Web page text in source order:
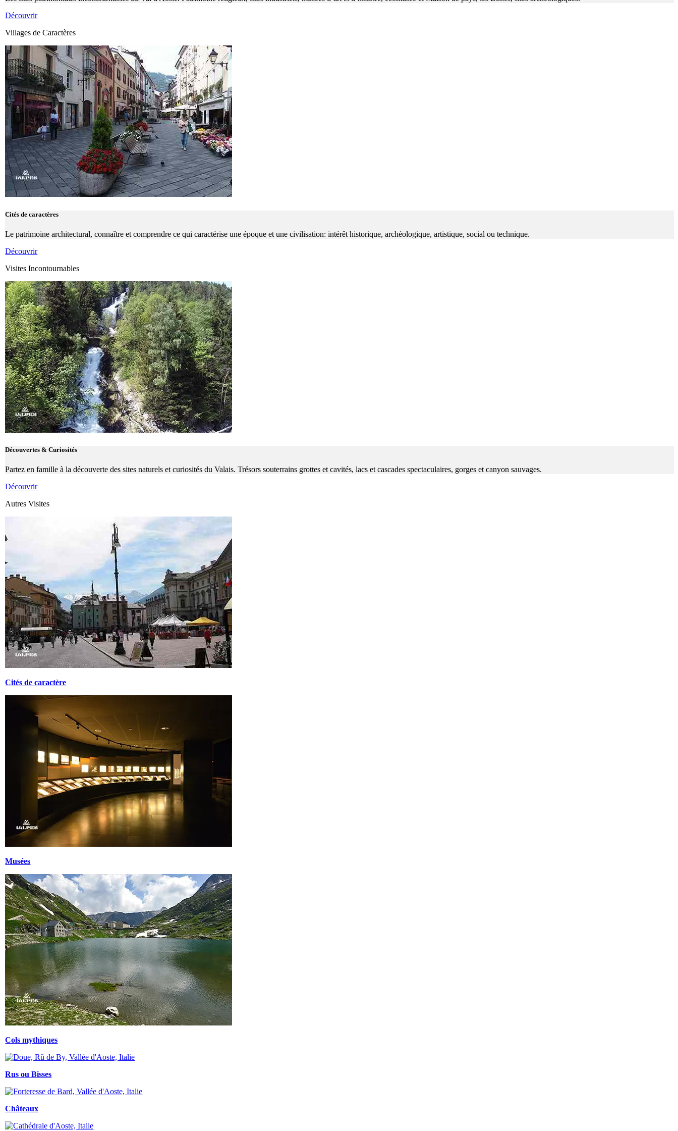
Découvrir
Villages de Caractères
Cités de caractères
Le patrimoine architectural, connaître et comprendre ce qui caractérise une époque et une civilisation: intérêt historique, archéologique, artistique, social ou technique.
Découvrir
Visites Incontournables
Découvertes & Curiosités
Partez en famille à la découverte des sites naturels et curiosités du Valais. Trésors souterrains grottes et cavités, lacs et cascades spectaculaires, gorges et canyon sauvages.
Découvrir
Autres Visites
Cités de caractère
Musées
Cols mythiques
Rus ou Bisses
Châteaux